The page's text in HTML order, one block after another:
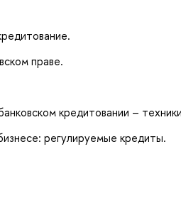
праве.
кредитовании –
регулируемые кредиты.